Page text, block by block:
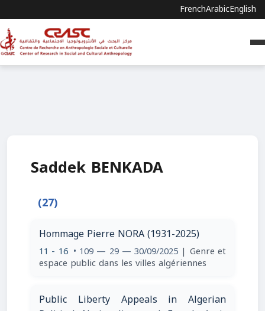
FrenchArabicEnglish
Saddek BENKADA
(27)
Hommage Pierre NORA (1931-2025)
11 - 16 • 109 — 29 — 30/09/2025 | Genre et
espace public dans les villes algériennes
Public Liberty Appeals in Algerian